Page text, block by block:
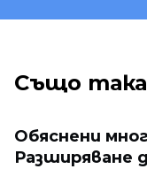
Също
Обяснени
Разширяване